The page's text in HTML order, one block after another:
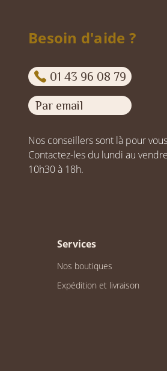
Besoin d'aide ?
01 43 96 08 79
Par email
Nos conseillers sont là pour
Contactez-les du lundi au
10h30 à 18h.
Services
Nos boutiques
Expédition et livraison